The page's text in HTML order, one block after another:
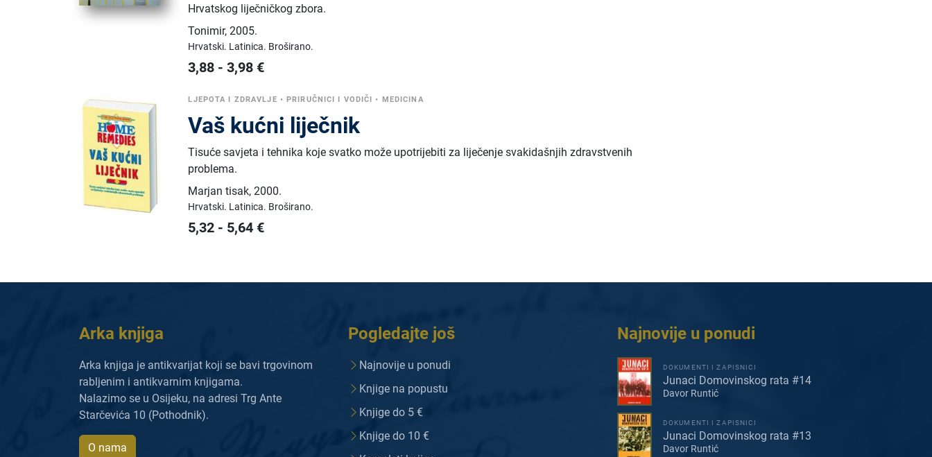
Hrvatskog liječničkog zbora.
Tonimir,2005.
Hrvatski. Latinica. Broširano.
3,88 -3,98 €
LJEPOTA I ZDRAVLJE • PRIRUČNICI I VODIČI • MEDICINA
Vaš kućni liječnik
Tisuće savjeta i tehnika koje svatko može upotrijebiti za liječenje svakidašnjih zdravstvenih
problema.
Marjan tisak,2000.
Hrvatski. Latinica. Broširano.
5,32 - 5,64 €
Arka knjiga
Arka knjiga je antikvarijat koji se bavi trgovinom
rabljenim i antikvarnim knjigama.
Nalazimo se u Osijeku, na adresi Trg Ante
Starčevića 10 (Pothodnik).
O nama
Pogledajte još
Najnovije u ponudi
Knjige na popustu
Knjige do 5 €
Knjige do 10 €
Najnovije u ponudi
DOKUMENTI I ZAPISNICI
Junaci Domovinskog rata #14
Davor Runtić
DOKUMENTI I ZAPISNICI
Junaci Domovinskog rata #13
Davor Runtić